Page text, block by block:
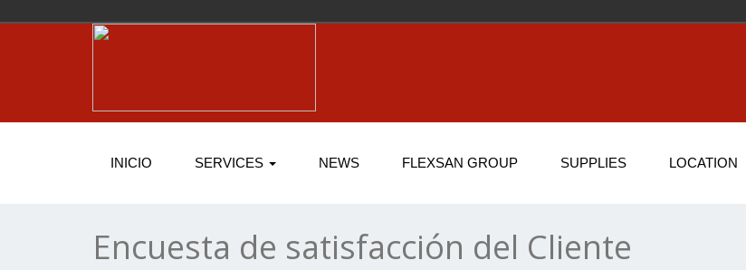
INICIO SERVICES NEWS FLEXSAN GROUP SUPPLIES LOCATION
Encuesta de satisfacción del Cliente